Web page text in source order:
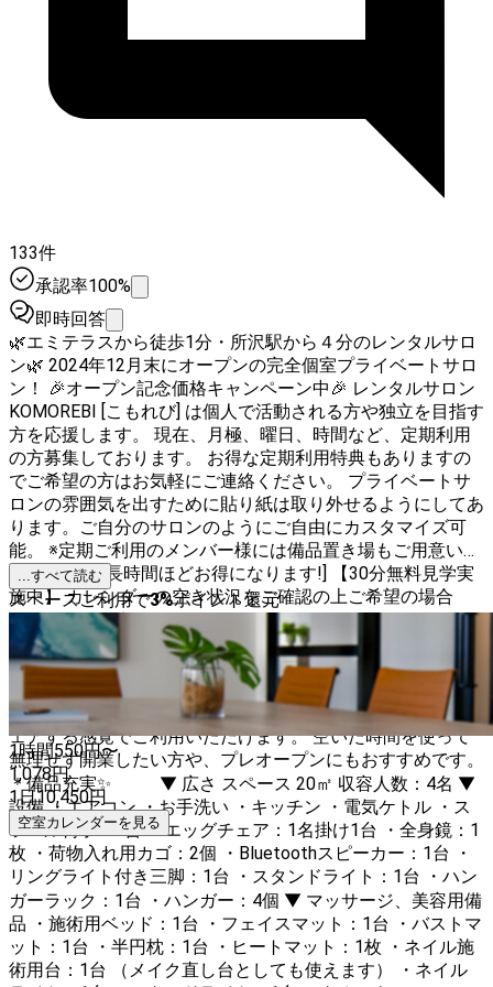
133件
承認率100%
即時回答
🌿エミテラスから徒歩1分・所沢駅から４分のレンタルサロ
ン🌿 2024年12月末にオープンの完全個室プライベートサロ
ン！ 🎉オープン記念価格キャンペーン中🎉 レンタルサロン
KOMOREBI [こもれび] は個人で活動される方や独立を目指す
方を応援します。 現在、月極、曜日、時間など、定期利用
の方募集しております。 お得な定期利用特典もありますの
でご希望の方はお気軽にご連絡ください。 プライベートサ
ロンの雰囲気を出すために貼り紙は取り外せるようにしてあ
ります。ご自分のサロンのようにご自由にカスタマイズ可
能。 ※定期ご利用のメンバー様には備品置き場もご用意いた
しました。 [長時間ほどお得になります!] 【30分無料見学実
施中】 カレンダーの空き状況をご確認の上ご希望の場合
は、 ページ下部 ▶︎ 「見学をリクエスト」からお気軽にお問
い合わせください。 ＜施術ベッドのご利用シーン＞ 各種マ
ッサージ 整体 エステティック など ＜デスクスペースのご利
用シーン＞ ネイル カウンセリング 占い など ＜その他＞ 撮
影 ヨガ ピラティス など 個人で活動される方に、サロンをシ
ェアする感覚でご利用いただけます。 空いた時間を使って
無理せず開業したい方や、プレオープンにもおすすめです。
＊備品充実✨ ▼ 広さ スペース 20㎡ 収容人数：4名 ▼
設備 ・エアコン ・お手洗い ・キッチン ・電気ケトル ・ス
ツール椅子：1台 ・エッグチェア：1名掛け1台 ・全身鏡：1
枚 ・荷物入れ用カゴ：2個 ・Bluetoothスピーカー：1台 ・
リングライト付き三脚：1台 ・スタンドライト：1台 ・ハン
ガーラック：1台 ・ハンガー：4個 ▼ マッサージ、美容用備
品 ・施術用ベッド：1台 ・フェイスマット：1台 ・バストマ
ット：1台 ・半円枕：1台 ・ヒートマット：1枚 ・ネイル施
術用台：1台 （メイク直し台としても使えます） ・ネイル
...すべて読む
スペースご利用で3%ポイント還元
1時間550円〜
1,078円
1日10,450円
空室カレンダーを見る